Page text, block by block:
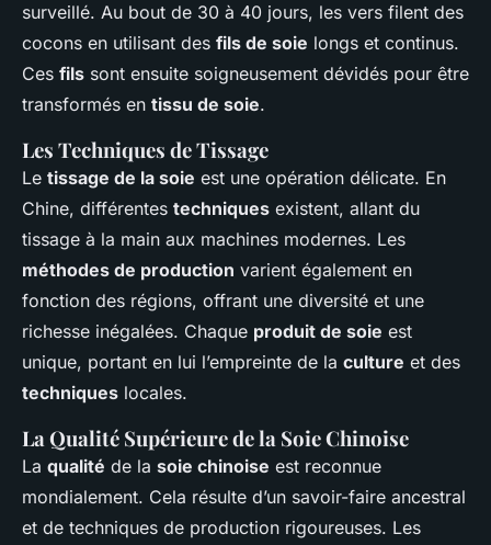
surveillé. Au bout de 30 à 40 jours, les vers filent des
cocons en utilisant des fils de soie longs et continus.
Ces fils sont ensuite soigneusement dévidés pour être
transformés en tissu de soie.
Les Techniques de Tissage
Le tissage de la soie est une opération délicate. En
Chine, différentes techniques existent, allant du
tissage à la main aux machines modernes. Les
méthodes de production varient également en
fonction des régions, offrant une diversité et une
richesse inégalées. Chaque produit de soie est
unique, portant en lui l’empreinte de la culture et des
techniques locales.
La Qualité Supérieure de la Soie Chinoise
La qualité de la soie chinoise est reconnue
mondialement. Cela résulte d’un savoir-faire ancestral
et de techniques de production rigoureuses. Les